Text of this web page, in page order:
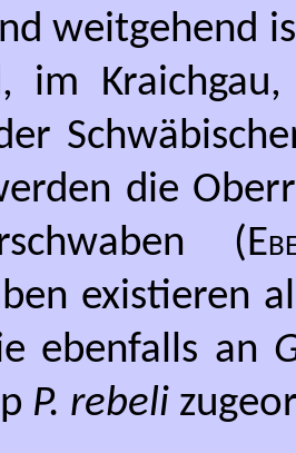
weitgehend
im
die
(
existieren
ebenfalls an
P. rebeli